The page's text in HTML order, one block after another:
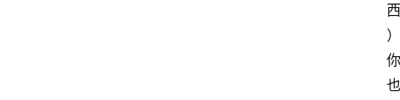
西
）
你
也